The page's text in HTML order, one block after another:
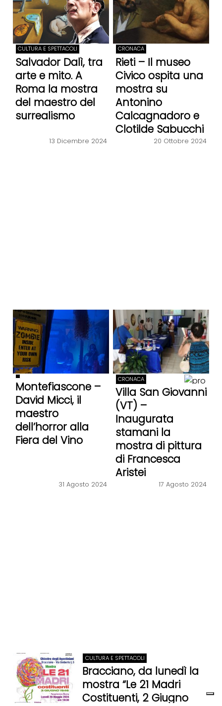
CULTURA E SPETTACOLI
Salvador Dalì, tra
arte e mito. A
Roma la mostra
del maestro del
surrealismo
13 Dicembre 2024
CRONACA
Rieti – Il museo
Civico ospita una
mostra su
Antonino
Calcagnadoro e
Clotilde Sabucchi
20 Ottobre 2024
Montefiascone –
David Micci, il
maestro
dell’horror alla
Fiera del Vino
31 Agosto 2024
CRONACA
Villa San Giovanni
(VT) –
Inaugurata
stamani la
mostra di pittura
di Francesca
Aristei
17 Agosto 2024
CULTURA E SPETTACOLI
Bracciano, da lunedì la
mostra “Le 21 Madri
Costituenti, 2 Giugno